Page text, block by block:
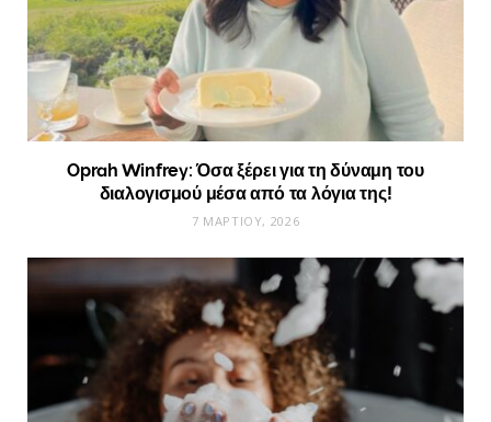
Oprah Winfrey: Όσα ξέρει για τη δύναμη του
διαλογισμού μέσα από τα λόγια της!
7 ΜΑΡΤΊΟΥ, 2026